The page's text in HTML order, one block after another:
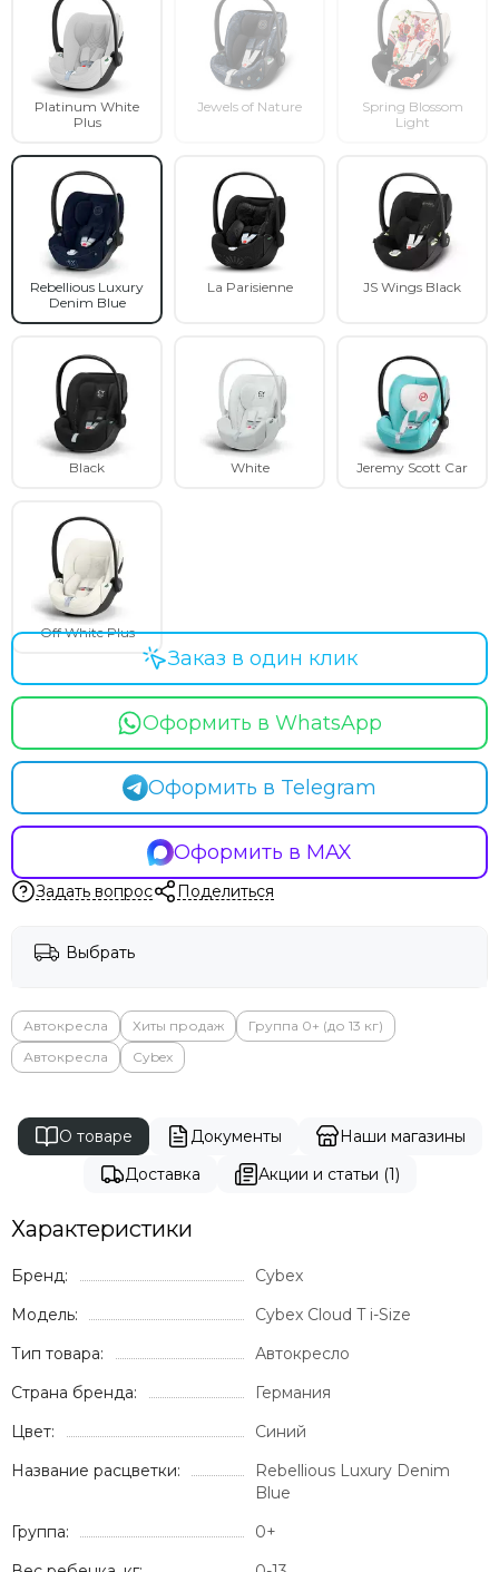
Platinum White
Plus
Jewels of Nature
Spring Blossom
Light
Rebellious Luxury
Denim Blue
La Parisienne JS Wings Black
Black White Jeremy Scott Car
Off White Plus
Оформить в WhatsApp
Оформить в Telegram
Оформить в MAX
Заказ в один клик
Задать вопрос Поделиться
Выбрать
Автокресла Хиты продаж
Группа 0+ (до 13 кг)
Автокресла
Cybex
О товаре Документы
Наши магазины
Доставка
Акции и статьи (1)
Характеристики
Бренд:
Cybex
Модель:
Cybex Cloud T i-Size
Тип товара:
Автокресло
Страна бренда:
Германия
Цвет:
Синий
Название расцветки:
Rebellious Luxury Denim
Blue
Группа:
0+